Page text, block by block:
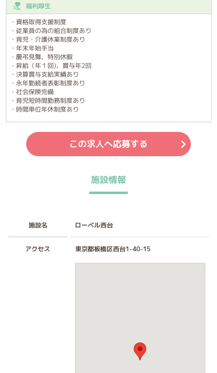
福利厚生
・資格取得支援制度
・従業員の為の組合制度あり
・育児・介護休業制度あり
・年末年始手当
・慶弔見舞、特別休暇
・昇給（年１回)、賞与年2回
・決算賞与支給実績あり
・永年勤続者表彰制度あり
・社会保険完備
・育児短時間勤務制度あり
・時間単位年休制度あり
この求人へ応募する
施設情報
施設名 ローベル西台
アクセス 東京都板橋区西台1-40-15